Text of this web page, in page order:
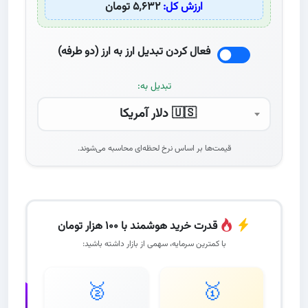
ارزش کل:۵٬۶۳۲ تومان
فعال کردن تبدیل ارز به ارز (دو طرفه)
تبدیل به:
🇺🇸 دلار آمریکا
قیمت‌ها بر اساس نرخ لحظه‌ای محاسبه می‌شوند.
قدرت خرید هوشمند با ۱۰۰ هزار تومان
با کمترین سرمایه، سهمی از بازار داشته باشید:
🥇
🥈